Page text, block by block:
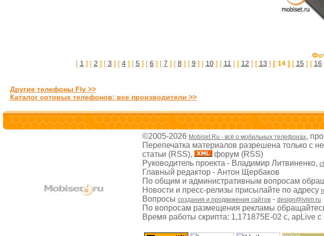
[ 1 ] [ 2 ] [ 3 ] [ 4] [ 5] [ 6 ] [ 7 ] [ 8 ] [ 9 ] [ 10] [ 11 ] [ 12 ] [ 13 ] [ 14 ] [ 15] [ 16
Другие телефоны Fly >>
Каталог сотовых телефонов: все производители >>
©2005-2026 Mobiset.Ru - всё о мобильных телефонах,
Перепечатка материалов разрешена только с
статьи (RSS),
форум (RSS)
Руководитель проекта - Владимир Литвиненко,
Главный редактор - Антон Щербаков
По общим и административным вопросам
Новости и пресс-релизы присылайте по адресу
Вопросы создания и продвижения сайтов - design@ivlim.ru
По вопросам размещения рекламы
Время работы скрипта: 1,171875E-02 с, apLive